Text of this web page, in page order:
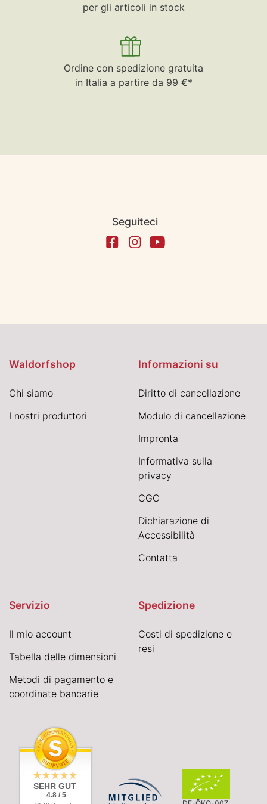
per gli articoli in stock
Ordine con spedizione gratuita
in Italia a partire da 99 €*
Seguiteci
Waldorfshop
Chi siamo
I nostri produttori
Informazioni su
Diritto di cancellazione
Modulo di cancellazione
Impronta
Informativa sulla
privacy
CGC
Dichiarazione di
Accessibilità
Contatta
Servizio
Il mio account
Tabella delle dimensioni
Metodi di pagamento e
coordinate bancarie
Spedizione
Costi di spedizione e
resi
SEHR GUT
4.8 / 5